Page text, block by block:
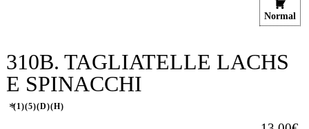
Normal
310B. TAGLIATELLE LACHS
E SPINACCHI
1 5 D H